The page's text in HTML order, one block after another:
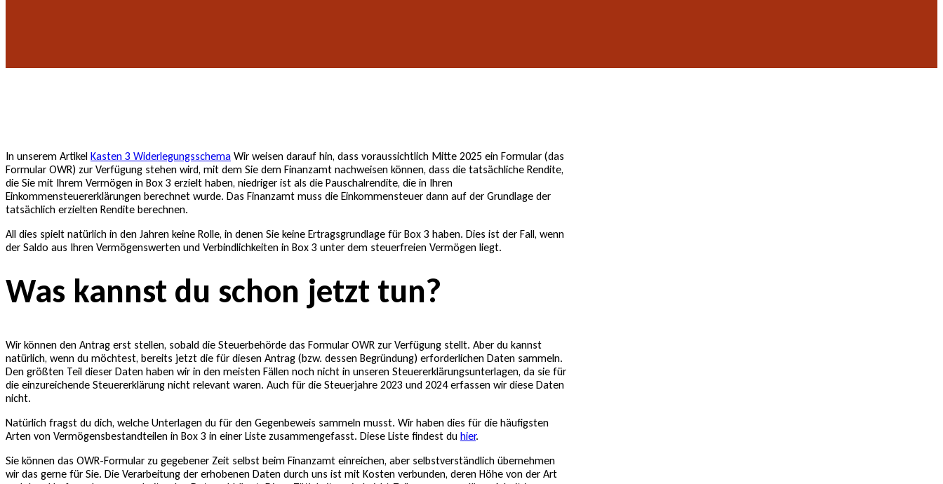
In unserem Artikel Kasten 3 Widerlegungsschema Wir weisen darauf hin, dass voraussichtlich Mitte 2025 ein Formular (das
Formular OWR) zur Verfügung stehen wird, mit dem Sie dem Finanzamt nachweisen können, dass die tatsächliche Rendite,
die Sie mit Ihrem Vermögen in Box 3 erzielt haben, niedriger ist als die Pauschalrendite, die in Ihren
Einkommensteuererklärungen berechnet wurde. Das Finanzamt muss die Einkommensteuer dann auf der Grundlage der
tatsächlich erzielten Rendite berechnen.
All dies spielt natürlich in den Jahren keine Rolle, in denen Sie keine Ertragsgrundlage für Box 3 haben. Dies ist der Fall, wenn
der Saldo aus Ihren Vermögenswerten und Verbindlichkeiten in Box 3 unter dem steuerfreien Vermögen liegt.
Was kannst du schon jetzt tun?
Wir können den Antrag erst stellen, sobald die Steuerbehörde das Formular OWR zur Verfügung stellt. Aber du kannst
natürlich, wenn du möchtest, bereits jetzt die für diesen Antrag (bzw. dessen Begründung) erforderlichen Daten sammeln.
Den größten Teil dieser Daten haben wir in den meisten Fällen noch nicht in unseren Steuererklärungsunterlagen, da sie für
die einzureichende Steuererklärung nicht relevant waren. Auch für die Steuerjahre 2023 und 2024 erfassen wir diese Daten
nicht.
Natürlich fragst du dich, welche Unterlagen du für den Gegenbeweis sammeln musst. Wir haben dies für die häufigsten
Arten von Vermögensbestandteilen in Box 3 in einer Liste zusammengefasst. Diese Liste findest du hier.
Sie können das OWR-Formular zu gegebener Zeit selbst beim Finanzamt einreichen, aber selbstverständlich übernehmen
wir das gerne für Sie. Die Verarbeitung der erhobenen Daten durch uns ist mit Kosten verbunden, deren Höhe von der Art